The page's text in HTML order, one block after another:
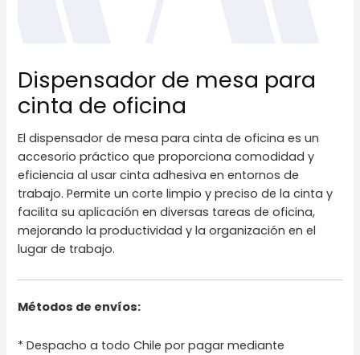
Dispensador de mesa para
cinta de oficina
El dispensador de mesa para cinta de oficina es un
accesorio práctico que proporciona comodidad y
eficiencia al usar cinta adhesiva en entornos de
trabajo. Permite un corte limpio y preciso de la cinta y
facilita su aplicación en diversas tareas de oficina,
mejorando la productividad y la organización en el
lugar de trabajo.
Métodos de envíos:
* Despacho a todo Chile por pagar mediante